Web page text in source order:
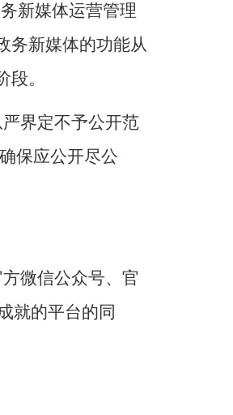
新媒体运营管理
务新媒体的功能从
。
界定不予公开范
确保应公开尽公
微信公众号、官
就的平台的同